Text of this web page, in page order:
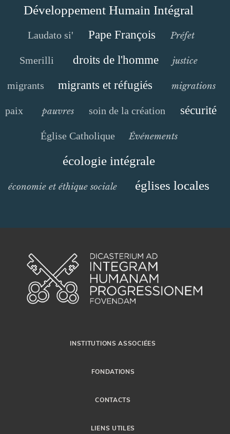
Développement Humain Intégral
Laudato si' Pape François Préfet
Smerilli droits de l'homme justice
migrants migrants et réfugiés migrations
paix pauvres soin de la création sécurité
Église Catholique Événements
écologie intégrale
économie et éthique sociale églises locales
INSTITUTIONS ASSOCIÉES
FONDATIONS
CONTACTS
LIENS UTILES